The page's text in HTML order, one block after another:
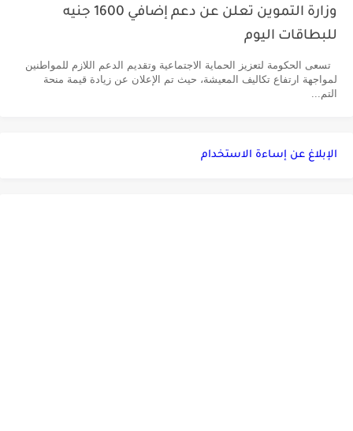
وزارة التموين تعلن عن دعم إضافي 1600 جنيه
للبطاقات اليوم
تسعى الحكومة لتعزيز الحماية الاجتماعية وتقديم الدعم اللازم للمواطنين
لمواجهة ارتفاع تكاليف المعيشة، حيث تم الإعلان عن زيادة قيمة منحة
التم...
الإبلاغ عن إساءة الاستخدام